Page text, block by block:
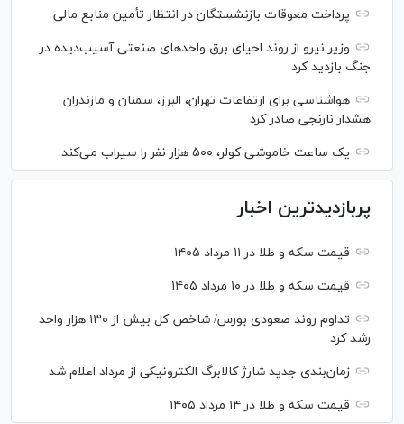
پرداخت معوقات بازنشستگان در انتظار تأمین منابع مالی
وزیر نیرو از روند احیای برق واحدهای صنعتی آسیب‌دیده در
جنگ بازدید کرد
هواشناسی برای ارتفاعات تهران، البرز، سمنان و مازندران
هشدار نارنجی صادر کرد
یک ساعت خاموشی کولر، ۵۰۰ هزار نفر را سیراب می‌کند
پربازدیدترین اخبار
قیمت سکه و طلا در ۱۱ مرداد ۱۴۰۵
قیمت سکه و طلا در ۱۰ مرداد ۱۴۰۵
تداوم روند صعودی بورس/ شاخص کل بیش از ۱۳۰ هزار واحد
رشد کرد
زمان‌بندی جدید شارژ کالابرگ الکترونیکی از مرداد اعلام شد
قیمت سکه و طلا در ۱۴ مرداد ۱۴۰۵